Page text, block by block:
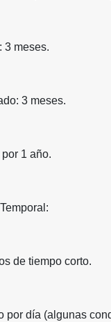
3 meses.
3 meses.
1 año.
de tiempo corto.
por día (algunas